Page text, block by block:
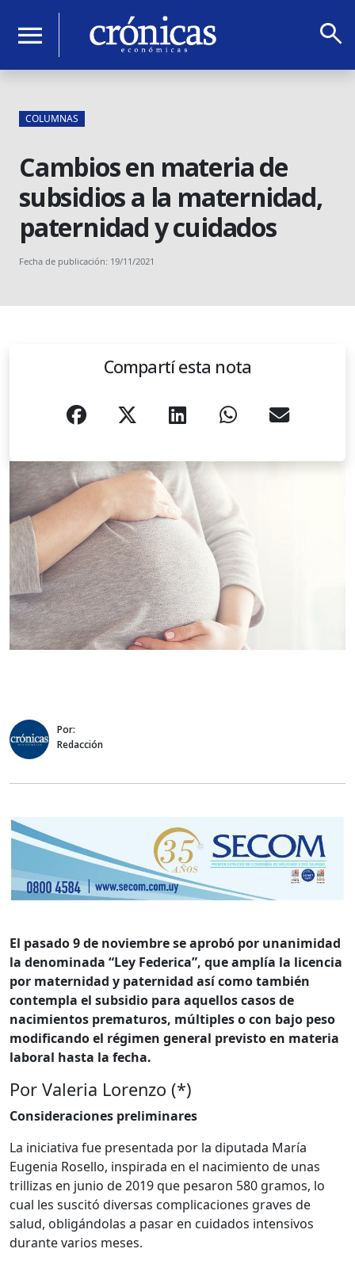
menu search
COLUMNAS
Cambios en materia de
subsidios a la maternidad,
paternidad y cuidados
Fecha de publicación: 19/11/2021
Compartí esta nota
Por:
Redacción
El pasado 9 de noviembre se aprobó por unanimidad
la denominada “Ley Federica”, que amplía la licencia
por maternidad y paternidad así como también
contempla el subsidio para aquellos casos de
nacimientos prematuros, múltiples o con bajo peso
modificando el régimen general previsto en materia
laboral hasta la fecha.
Por Valeria Lorenzo (*)
Consideraciones preliminares
La iniciativa fue presentada por la diputada María
Eugenia Rosello, inspirada en el nacimiento de unas
trillizas en junio de 2019 que pesaron 580 gramos, lo
cual les suscitó diversas complicaciones graves de
salud, obligándolas a pasar en cuidados intensivos
durante varios meses.